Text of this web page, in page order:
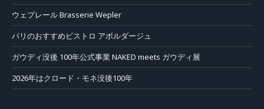
ウェプレール Brasserie Wepler
パリのおすすめビストロ アボルダージュ
ガウディ没後 100年公式事業 NAKED meets ガウディ展
2026年はクロード・モネ没後100年